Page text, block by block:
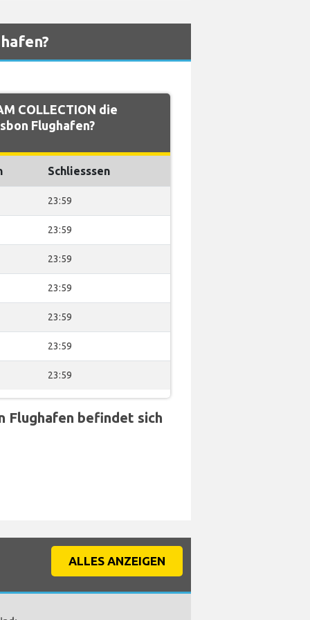
COLLECTION die
Flughafen?
Schliesssen
23:59
23:59
23:59
23:59
23:59
23:59
23:59
Flughafen befindet sich
ALLES ANZEIGEN